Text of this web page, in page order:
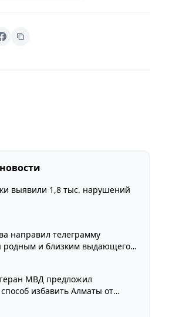
выявили 1,8 тыс. нарушений
направил телеграмму
родным и близким выдающегося
Амиркулова
МВД предложил
избавить Алматы от